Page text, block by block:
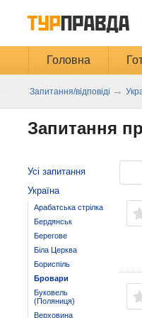
Головна
Запитання/відповіді →
Запитання
Усі запитання
Україна
Арабатська стрілка
Бердянськ
Берегове
Біла Церква
Бориспіль
Бровари
Буковель
(Поляниця)
Верховина